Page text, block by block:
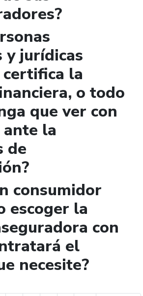
y jurídicas
la
o todo
que ver con
la
de
consumidor
escoger la
con
el
necesite?